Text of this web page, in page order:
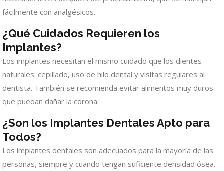
fácilmente con analgésicos.
¿Qué Cuidados Requieren los
Implantes?
Los implantes necesitan el mismo cuidado que los dientes
naturales: cepillado, uso de hilo dental y visitas regulares al
dentista. También se recomienda evitar alimentos muy duros
que puedan dañar la corona.
¿Son los Implantes Dentales Apto para
Todos?
Los implantes dentales son adecuados para la mayoría de las
personas, siempre y cuando tengan suficiente densidad ósea.